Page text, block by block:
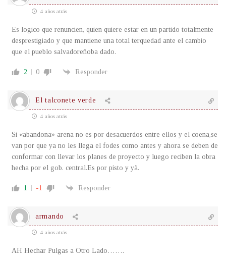
4 años atrás
Es logico que renuncien, quien quiere estar en un partido totalmente
desprestigiado y que mantiene una total terquedad ante el cambio
que el pueblo salvadoreñoba dado.
2 0 Responder
El talconete verde
4 años atrás
Si «abandona» arena no es por desacuerdos entre ellos y el coena,se
van por que ya no les llega el fodes como antes y ahora se deben de
conformar con llevar los planes de proyecto y luego reciben la obra
hecha por el gob. central.Es por pisto y yà.
1 -1 Responder
armando
4 años atrás
AH Hechar Pulgas a Otro Lado…….